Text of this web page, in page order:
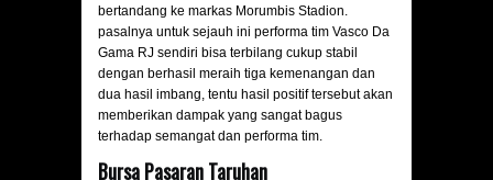
bertandang ke markas Morumbis Stadion.
pasalnya untuk sejauh ini performa tim Vasco Da
Gama RJ sendiri bisa terbilang cukup stabil
dengan berhasil meraih tiga kemenangan dan
dua hasil imbang, tentu hasil positif tersebut akan
memberikan dampak yang sangat bagus
terhadap semangat dan performa tim.
Bursa Pasaran Taruhan